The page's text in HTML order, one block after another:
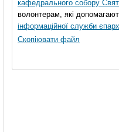
кафедрального собору
волонтерам, які
інформаційної служби
Скопіювати файл